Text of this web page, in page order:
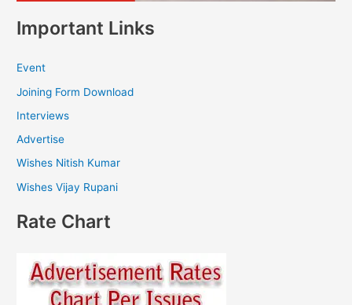
Important Links
Event
Joining Form Download
Interviews
Advertise
Wishes Nitish Kumar
Wishes Vijay Rupani
Rate Chart